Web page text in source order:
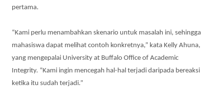
pertama.
“Kami perlu menambahkan skenario untuk masalah ini, sehingga
mahasiswa dapat melihat contoh konkretnya,” kata Kelly Ahuna,
yang mengepalai University at Buffalo Office of Academic
Integrity. “Kami ingin mencegah hal-hal terjadi daripada bereaksi
ketika itu sudah terjadi.”